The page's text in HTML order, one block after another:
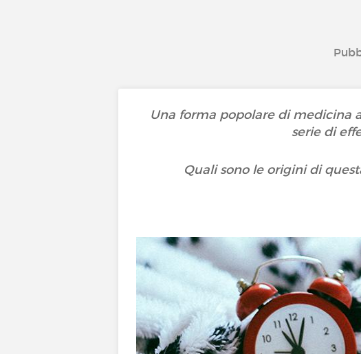
Una forma popolare di medicina
serie di
Quali sono le origini di